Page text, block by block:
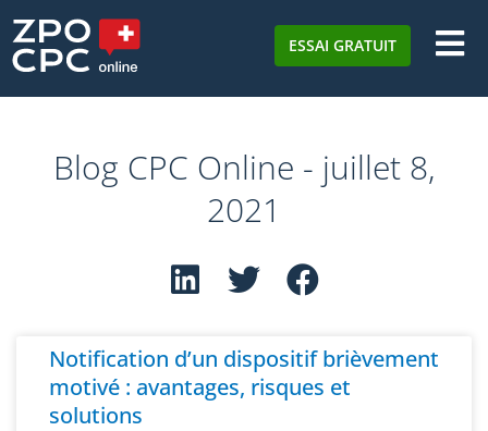
ESSAI GRATUIT
Blog CPC Online - juillet 8,
2021
Notification d’un dispositif brièvement
motivé : avantages, risques et
solutions